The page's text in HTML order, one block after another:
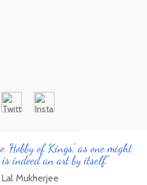
'Hobby of Kings', as one might
is indeed an art by itself"
Mukherjee